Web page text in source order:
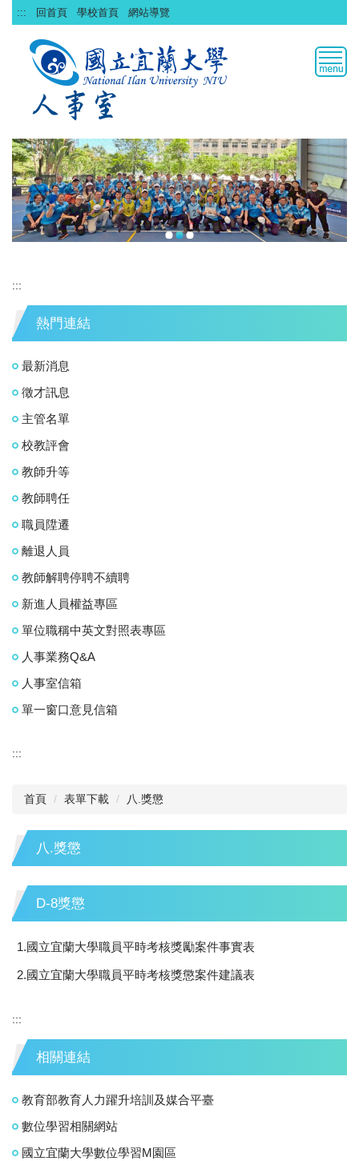
跳
到
::: 回首頁 學校首頁 網站導覽
:::
熱門連結
最新消息
徵才訊息
主管名單
校教評會
教師升等
教師聘任
職員陞遷
離退人員
教師解聘停聘不續聘
新進人員權益專區
單位職稱中英文對照表專區
人事業務Q&A
人事室信箱
單一窗口意見信箱
:::
首頁 表單下載 八.獎懲
八.獎懲
D-8獎懲
1.國立宜蘭大學職員平時考核獎勵案件事實表
2.國立宜蘭大學職員平時考核獎懲案件建議表
:::
相關連結
教育部教育人力躍升培訓及媒合平臺
數位學習相關網站
國立宜蘭大學數位學習M園區